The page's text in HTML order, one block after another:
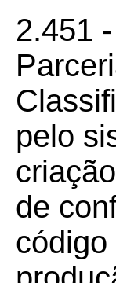
2.451
pelo
de